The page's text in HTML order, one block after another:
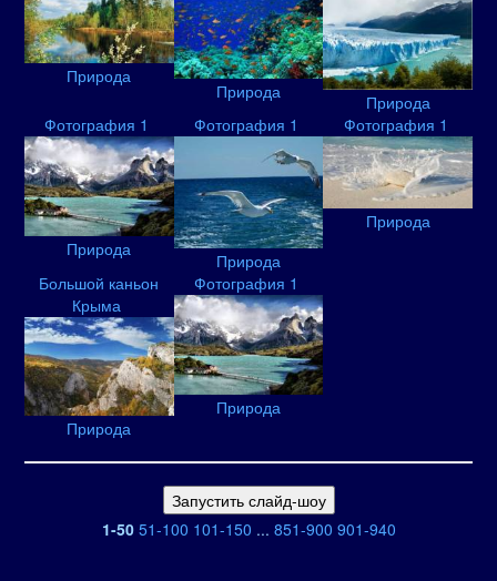
Природа
Природа
Природа
Фотография 1
Природа
Фотография 1
Природа
Фотография 1
Природа
Большой каньон
Крыма
Природа
Фотография 1
Природа
1-50 51-100 101-150 ... 851-900 901-940